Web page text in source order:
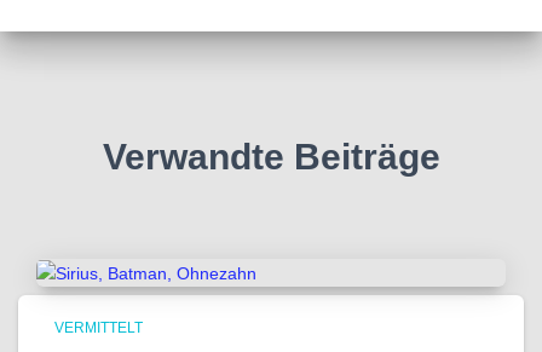
Verwandte Beiträge
VERMITTELT